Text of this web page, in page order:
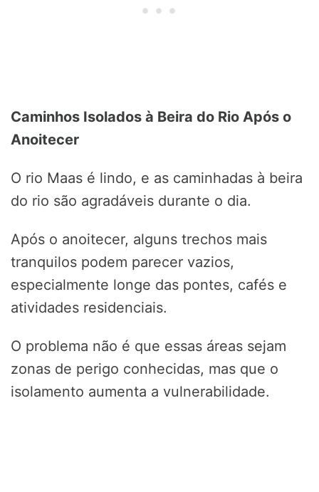
Caminhos Isolados à Beira do Rio Após o
Anoitecer
O rio Maas é lindo, e as caminhadas à beira
do rio são agradáveis durante o dia.
Após o anoitecer, alguns trechos mais
tranquilos podem parecer vazios,
especialmente longe das pontes, cafés e
atividades residenciais.
O problema não é que essas áreas sejam
zonas de perigo conhecidas, mas que o
isolamento aumenta a vulnerabilidade.